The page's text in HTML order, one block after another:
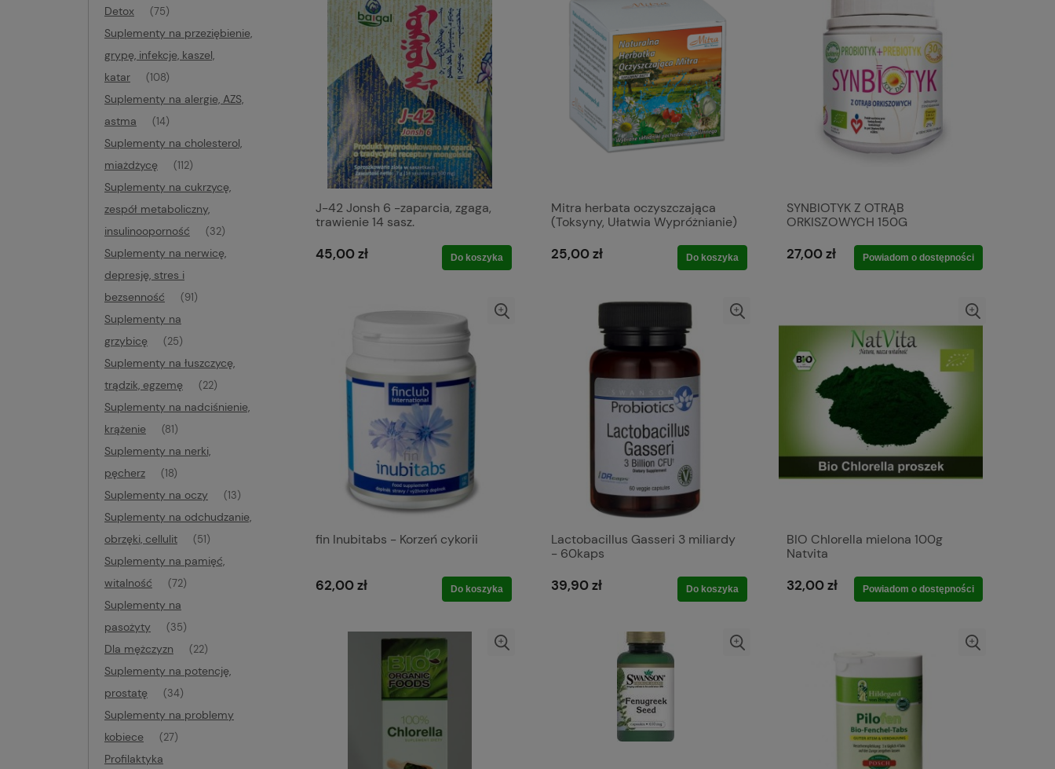
Detox
(75)
Suplementy na przeziębienie,
grypę, infekcje, kaszel,
katar
(108)
Suplementy na alergie, AZS,
astma
(14)
Suplementy na cholesterol,
miażdżycę
(112)
Suplementy na cukrzycę,
zespół metaboliczny,
insulinooporność
(32)
Suplementy na nerwicę,
depresję, stres i
bezsenność
(91)
Suplementy na
grzybicę
(25)
Suplementy na łuszczycę,
trądzik, egzemę
(22)
Suplementy na nadciśnienie,
krążenie
(81)
Suplementy na nerki,
pęcherz
(18)
Suplementy na oczy (13)
Suplementy na odchudzanie,
obrzęki, cellulit
(51)
Suplementy na pamięć,
witalność
(72)
Suplementy na
pasożyty
(35)
Dla mężczyzn (22)
Suplementy na potencję,
prostatę
(34)
Suplementy na problemy
kobiece
(27)
Profilaktyka
J-42 Jonsh 6 -zaparcia, zgaga,
trawienie 14 sasz.
45,00 zł Do koszyka
Mitra herbata oczyszczająca
(Toksyny, Ułatwia Wypróżnianie)
25,00 zł Do koszyka
SYNBIOTYK Z OTRĄB
ORKISZOWYCH 150G
27,00 zł Powiadom o dostępności
fin Inubitabs - Korzeń cykorii
62,00 zł Do koszyka
Lactobacillus Gasseri 3 miliardy
- 60kaps
39,90 zł Do koszyka
BIO Chlorella mielona 100g
Natvita
32,00 zł Powiadom o dostępności